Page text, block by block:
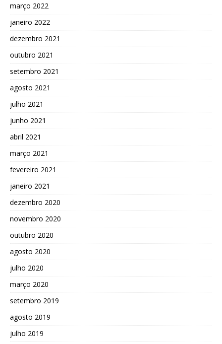
março 2022
janeiro 2022
dezembro 2021
outubro 2021
setembro 2021
agosto 2021
julho 2021
junho 2021
abril 2021
março 2021
fevereiro 2021
janeiro 2021
dezembro 2020
novembro 2020
outubro 2020
agosto 2020
julho 2020
março 2020
setembro 2019
agosto 2019
julho 2019